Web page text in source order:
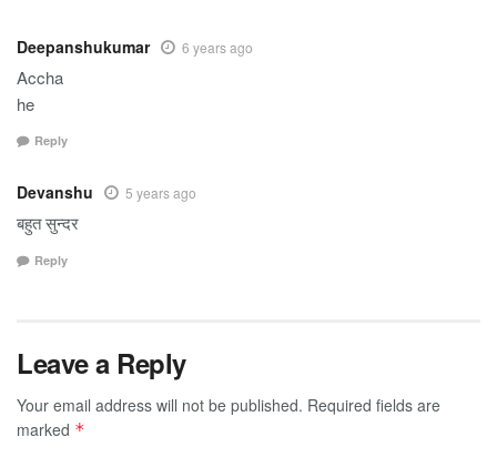
Deepanshukumar 6 years ago
Accha
he
Reply
Devanshu 5 years ago
बहुत सुन्दर
Reply
Leave a Reply
Your email address will not be published. Required fields are
marked *